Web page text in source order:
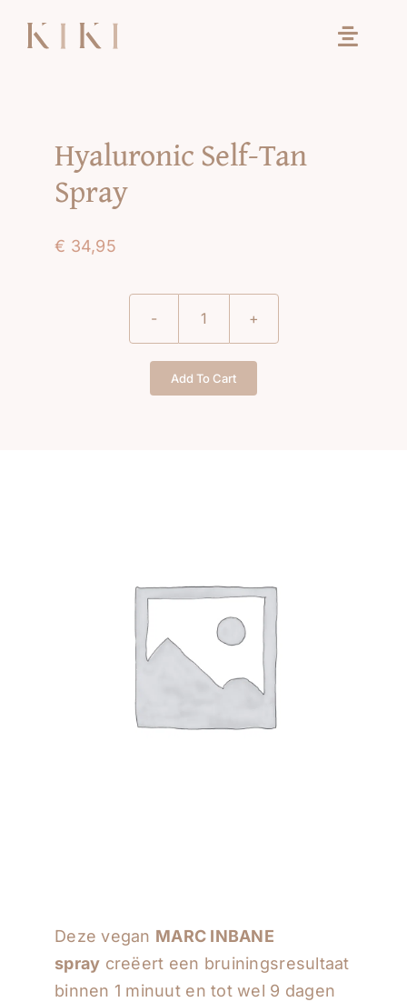
naar
Hyaluronic Self-Tan
Spray
€ 34,95
Hyaluronic
Tan
Add To Cart
Deze vegan MARC INBANE
spray creëert een bruiningsresultaat
binnen 1 minuut en tot wel 9 dagen